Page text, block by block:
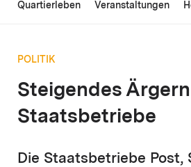
Quartierleben Veranstaltungen
POLITIK
Steigendes
Staatsbetriebe
Die Staatsbetriebe Post,